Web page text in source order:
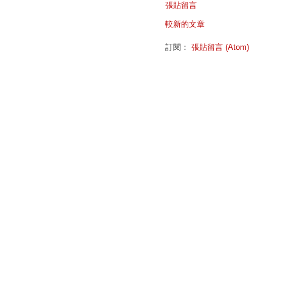
張貼留言
較新的文章
訂閱： 張貼留言 (Atom)